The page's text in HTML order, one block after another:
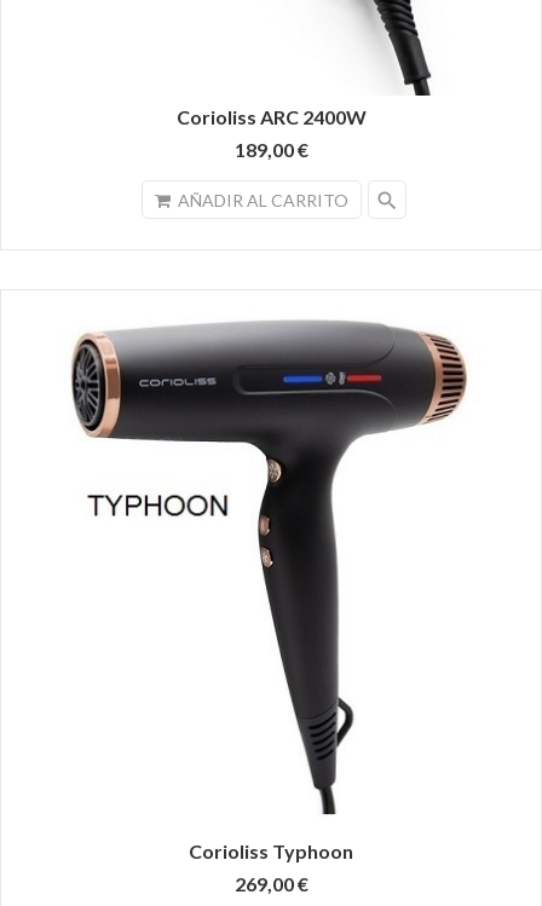
Corioliss ARC 2400W
189,00 €
AÑADIR AL CARRITO search
Corioliss Typhoon
269,00 €